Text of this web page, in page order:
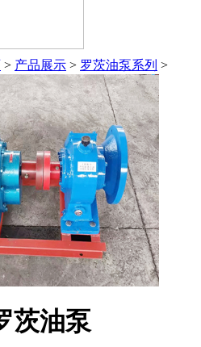
> 产品展示 > 罗茨油泵系列 >
茨油泵